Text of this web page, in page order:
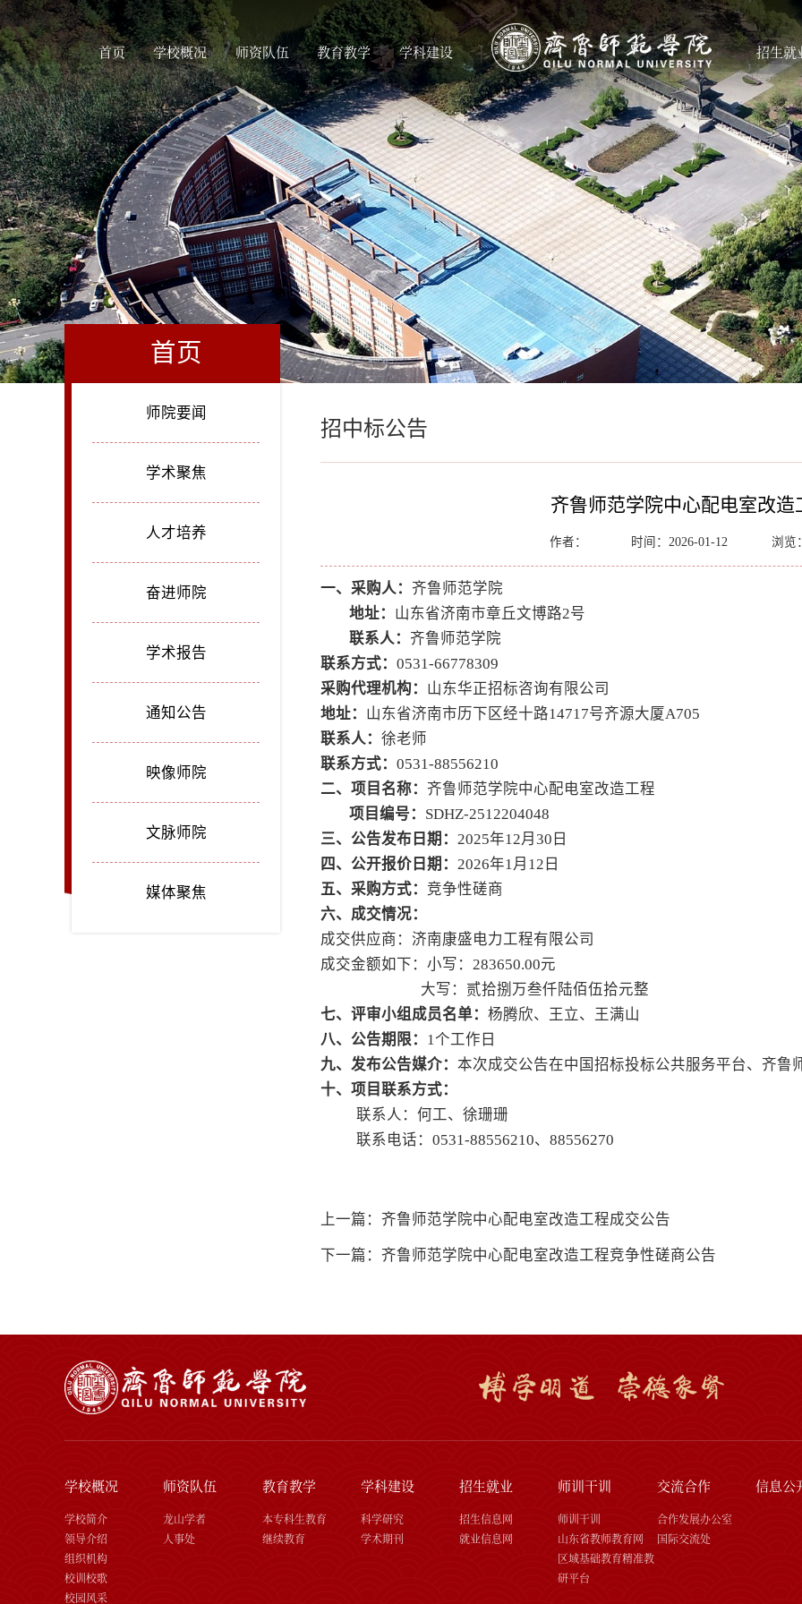
首页 学校概况 师资队伍 教育教学 学科建设 招生就
首页
师院要闻
学术聚焦
人才培养
奋进师院
学术报告
通知公告
映像师院
文脉师院
媒体聚焦
招中标公告
齐鲁师范学院中心配电室改造
作者： 时间：2026-01-12 浏览：
一、采购人： 齐鲁师范学院
地址： 山东省济南市章丘文博路2号
联系人： 齐鲁师范学院
联系方式： 0531-66778309
采购代理机构： 山东华正招标咨询有限公司
地址： 山东省济南市历下区经十路14717号齐源大厦A705
联系人： 徐老师
联系方式： 0531-88556210
二、项目名称： 齐鲁师范学院中心配电室改造工程
项目编号： SDHZ-2512204048
三、公告发布日期： 2025年12月 30 日
四、公开报价日期： 2026年1月 12 日
五、采购方式： 竞争性磋商
六、成交情况：
成交供应商：济南康盛电力工程有限公司
成交金额如下： 小写： 283650.00元
大写：贰拾捌万叁仟陆佰伍拾元整
七、评审小组成员名单： 杨腾欣、 王立、 王满山
八、公告期限： 1个工作日
九、发布公告媒介： 本次成交公告在中国招标投标公共服务平台、齐鲁
十、项目联系方式：
联系人：何工、徐珊珊
联系电话： 0531-88556210、88556270
上一篇：齐鲁师范学院中心配电室改造工程成交公告
下一篇：齐鲁师范学院中心配电室改造工程竞争性磋商公告
学校概况
学校简介
领导介绍
组织机构
校训校歌
校园风采
师资队伍
龙山学者
人事处
教育教学
本专科生教育
继续教育
学科建设
科学研究
学术期刊
招生就业
招生信息网
就业信息网
师训干训
师训干训
山东省教师教育网
区域基础教育精准教
研平台
交流合作
合作发展办公室
国际交流处
信息公